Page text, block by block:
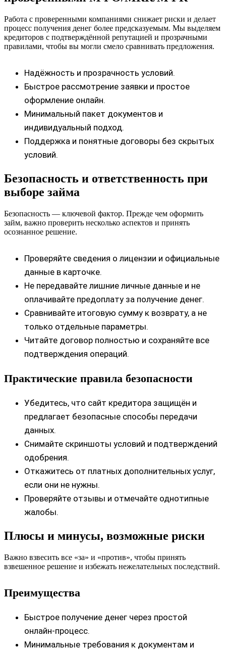
Работа с проверенными компаниями снижает риски и делает
процесс получения денег более предсказуемым. Мы выделяем
кредиторов с подтверждённой репутацией и прозрачными
правилами, чтобы вы могли смело сравнивать предложения.
Надёжность и прозрачность условий.
Быстрое рассмотрение заявки и простое
оформление онлайн.
Минимальный пакет документов и
индивидуальный подход.
Поддержка и понятные договоры без скрытых
условий.
Безопасность и ответственность при
выборе займа
Безопасность — ключевой фактор. Прежде чем оформить
займ, важно проверить несколько аспектов и принять
осознанное решение.
Проверяйте сведения о лицензии и официальные
данные в карточке.
Не передавайте лишние личные данные и не
оплачивайте предоплату за получение денег.
Сравнивайте итоговую сумму к возврату, а не
только отдельные параметры.
Читайте договор полностью и сохраняйте все
подтверждения операций.
Практические правила безопасности
Убедитесь, что сайт кредитора защищён и
предлагает безопасные способы передачи
данных.
Снимайте скриншоты условий и подтверждений
одобрения.
Откажитесь от платных дополнительных услуг,
если они не нужны.
Проверяйте отзывы и отмечайте однотипные
жалобы.
Плюсы и минусы, возможные риски
Важно взвесить все «за» и «против», чтобы принять
взвешенное решение и избежать нежелательных последствий.
Преимущества
Быстрое получение денег через простой
онлайн‑процесс.
Минимальные требования к документам и